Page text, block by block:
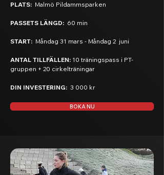
PLATS: Malmö Pildammsparken
PASSETS LÄNGD: 60 min
START: Måndag 31 mars - Måndag 2 juni
ANTAL TILLFÄLLEN: 10 träningspass i PT-
gruppen + 20 cirkelträningar
DIN INVESTERING: 3 000 kr
BOKA NU